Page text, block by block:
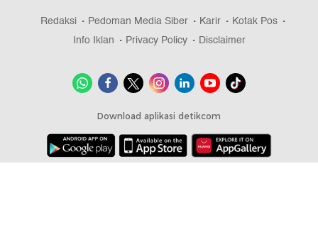
Redaksi Pedoman Media Siber Karir
Kotak Pos
Info Iklan
Privacy Policy Disclaimer
Download aplikasi detikcom